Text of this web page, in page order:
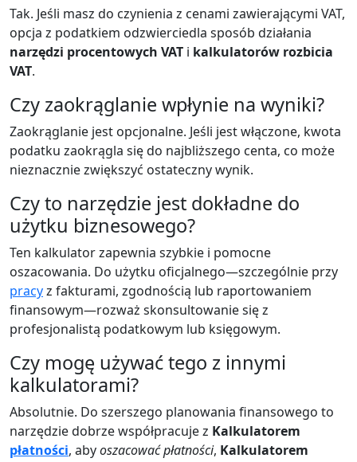
Tak. Jeśli masz do czynienia z cenami zawierającymi VAT,
opcja z podatkiem odzwierciedla sposób działania
narzędzi procentowych VAT i kalkulatorów rozbicia
VAT.
Czy zaokrąglanie wpłynie na wyniki?
Zaokrąglanie jest opcjonalne. Jeśli jest włączone, kwota
podatku zaokrągla się do najbliższego centa, co może
nieznacznie zwiększyć ostateczny wynik.
Czy to narzędzie jest dokładne do
użytku biznesowego?
Ten kalkulator zapewnia szybkie i pomocne
oszacowania. Do użytku oficjalnego—szczególnie przy
pracyz fakturami, zgodnością lub raportowaniem
finansowym—rozważ skonsultowanie się z
profesjonalistą podatkowym lub księgowym.
Czy mogę używać tego z innymi
kalkulatorami?
Absolutnie. Do szerszego planowania finansowego to
narzędzie dobrze współpracuje z Kalkulatorem
płatności, abyoszacować płatności, Kalkulatorem